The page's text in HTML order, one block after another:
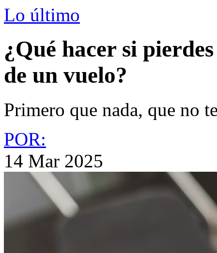
Lo último
¿Qué hacer si
de un vuelo?
Primero que nada, que no
POR:
14 Mar 2025